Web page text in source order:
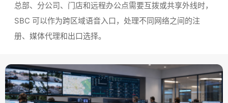
总部、分公司、门店和远程办公点需要互拨或共享外线时，
SBC 可以作为跨区域语音入口，处理不同网络之间的注
册、媒体代理和出口选择。